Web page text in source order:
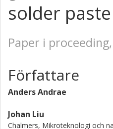
solder paste
Paper i
Författare
Anders Andrae
Johan Liu
Chalmers, Mikroteknologi och